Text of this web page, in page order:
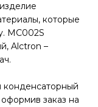
которые
MC002S
Alctron –
заказ на